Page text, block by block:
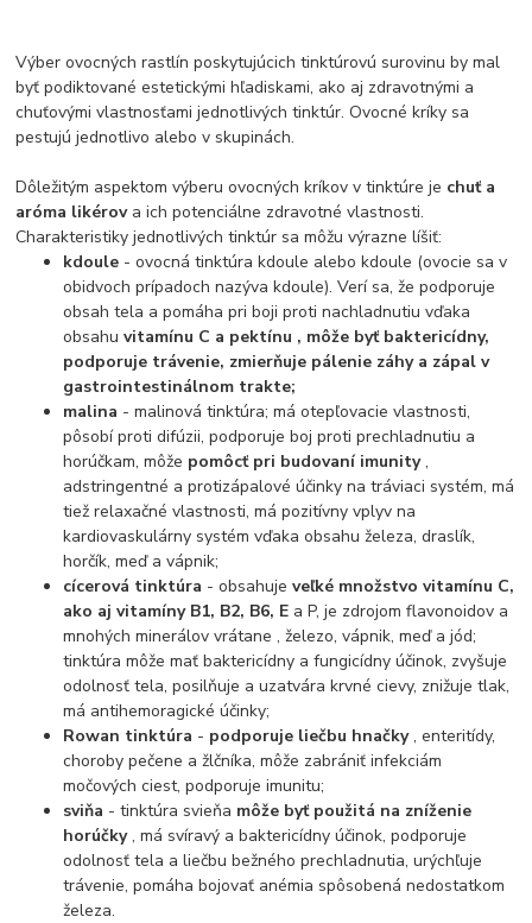
Výber ovocných rastlín poskytujúcich tinktúrovú surovinu by mal
byť podiktované estetickými hľadiskami, ako aj zdravotnými a
chuťovými vlastnosťami jednotlivých tinktúr. Ovocné kríky sa
pestujú jednotlivo alebo v skupinách.
Dôležitým aspektom výberu ovocných kríkov v tinktúre je chuť a
aróma likérov a ich potenciálne zdravotné vlastnosti.
Charakteristiky jednotlivých tinktúr sa môžu výrazne líšiť:
kdoule - ovocná tinktúra kdoule alebo kdoule (ovocie sa v
obidvoch prípadoch nazýva kdoule). Verí sa, že podporuje
obsah tela a pomáha pri boji proti nachladnutiu vďaka
obsahuvitamínu C a pektínu , môže byť baktericídny,
podporuje trávenie, zmierňuje pálenie záhy a zápal v
gastrointestinálnom trakte;
malina - malinová tinktúra; má otepľovacie vlastnosti,
pôsobí proti difúzii, podporuje boj proti prechladnutiu a
horúčkam, môže pomôcť pri budovaní imunity,
adstringentné a protizápalové účinky na tráviaci systém, má
tiež relaxačné vlastnosti, má pozitívny vplyv na
kardiovaskulárny systém vďaka obsahu železa, draslík,
horčík, meď a vápnik;
cícerová tinktúra - obsahujeveľké množstvo vitamínu C,
ako aj vitamíny B1, B2, B6, E a P, je zdrojom flavonoidov a
mnohých minerálov vrátane , železo, vápnik, meď a jód;
tinktúra môže mať baktericídny a fungicídny účinok, zvyšuje
odolnosť tela, posilňuje a uzatvára krvné cievy, znižuje tlak,
má antihemoragické účinky;
Rowan tinktúra - podporuje liečbu hnačky, enteritídy,
choroby pečene a žlčníka, môže zabrániť infekciám
močových ciest, podporuje imunitu;
sviňa - tinktúra svieňa môže byť použitá na zníženie
horúčky, má svíravý a baktericídny účinok, podporuje
odolnosť tela a liečbu bežného prechladnutia, urýchľuje
trávenie, pomáha bojovať anémia spôsobená nedostatkom
železa.